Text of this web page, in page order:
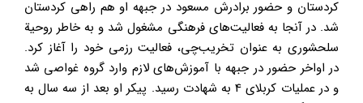
کردستان و حضور برادرش مسعود در جبهه او هم راهی کردستان
شد. در آنجا به فعالیت‌های فرهنگی مشغول شد و به خاطر روحیة
سلحشوری به عنوان تخریب‌چی، فعالیت رزمی خود را آغاز کرد.
در اواخر حضور در جبهه با آموزش‌های لازم وارد گروه غواصی شد
و در عملیات کربلای 4 به شهادت رسید. پیکر او بعد از سه سال به